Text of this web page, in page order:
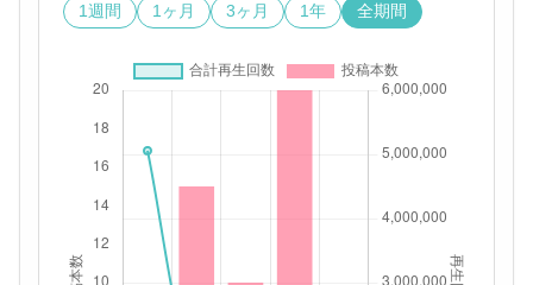
1週間 1ヶ月 3ヶ月 1年 全期間